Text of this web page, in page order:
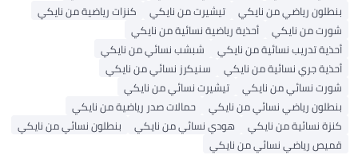
بنطلون رياضي من نايكي
تيشيرت من نايكي
كنزات رياضية من نايكي
شورت من نايكي
أحذية رياضية نسائية من نايكي
أحذية تدريب نسائية من نايكي
شبشب نسائي من نايكي
أحذية جري نسائية من نايكي
سنيكرز نسائي من نايكي
شورت نسائي من نايكي
تيشيرت نسائي من نايكي
بنطلون رياضي نسائي من نايكي
حمالات صدر رياضية من نايكي
كنزة نسائية من نايكي
هودي نسائي من نايكي
بنطلون نسائي من نايكي
قميص رياضي نسائي من نايكي